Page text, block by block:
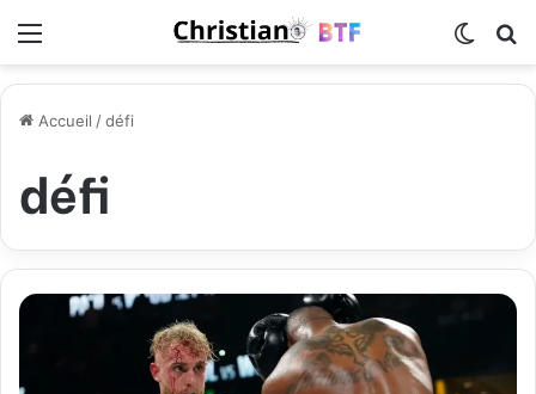
Accueil /défi
défi